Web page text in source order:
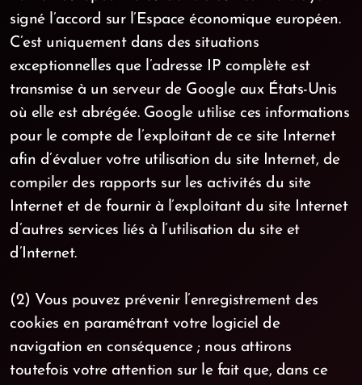
signé l’accord sur l’Espace économique européen.
C’est uniquement dans des situations
exceptionnelles que l’adresse IP complète est
transmise à un serveur de Google aux États-Unis
où elle est abrégée. Google utilise ces informations
pour le compte de l’exploitant de ce site Internet
afin d’évaluer votre utilisation du site Internet, de
compiler des rapports sur les activités du site
Internet et de fournir à l’exploitant du site Internet
d’autres services liés à l’utilisation du site et
d’Internet.
(2) Vous pouvez prévenir l’enregistrement des
cookies en paramétrant votre logiciel de
navigation en conséquence ; nous attirons
toutefois votre attention sur le fait que, dans ce